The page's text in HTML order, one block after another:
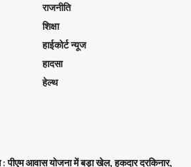
राजनीति
शिक्षा
हाईकोर्ट न्यूज
हादसा
हेल्थ
पीएम आवास योजना में बड़ा खेल, हकदार दरकिनार,